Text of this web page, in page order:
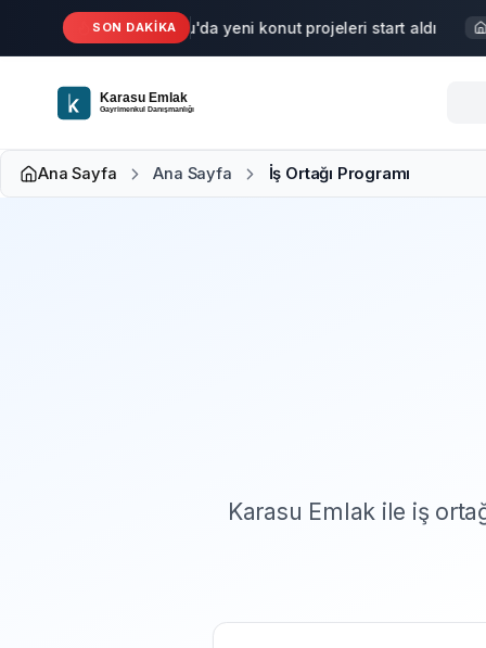
Ana içeriğe geç
SON DAKİKA
Haber Karasu'da yeni konut projeleri start aldı
Ana Sayfa Ana Sayfa İş Ortağı Programı
Karasu Emlak ile iş